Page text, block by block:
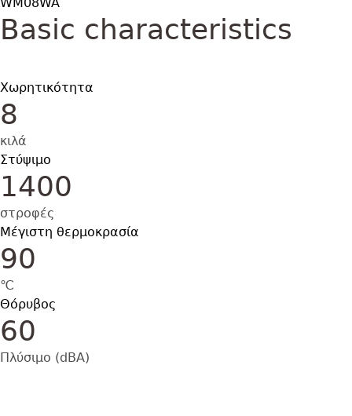
Basic characteristics
Χωρητικότητα
8
κιλά
Στύψιμο
1400
στροφές
Μέγιστη θερμοκρασία
90
℃
Θόρυβος
60
Πλύσιμο (dBA)